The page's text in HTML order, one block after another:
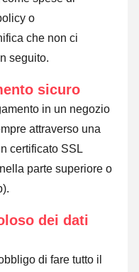
o
che non ci
seguito.
sicuro
in un negozio
attraverso una
certificato SSL
parte superiore o
dei dati
di fare tutto il